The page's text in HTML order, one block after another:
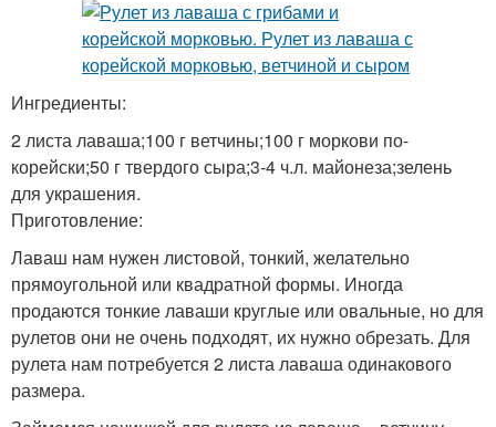
Ингредиенты:
2 листа лаваша;100 г ветчины;100 г моркови по-
корейски;50 г твердого сыра;3-4 ч.л. майонеза;зелень
для украшения.
Приготовление:
Лаваш нам нужен листовой, тонкий, желательно
прямоугольной или квадратной формы. Иногда
продаются тонкие лаваши круглые или овальные, но для
рулетов они не очень подходят, их нужно обрезать. Для
рулета нам потребуется 2 листа лаваша одинакового
размера.